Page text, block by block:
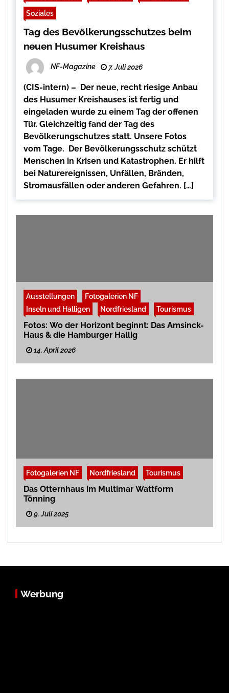
Soziales
Tag des Bevölkerungsschutzes beim
neuen Husumer Kreishaus
NF-Magazine 7. Juli 2026
(CIS-intern) – Der neue, recht riesige Anbau
des Husumer Kreishauses ist fertig und
eingeladen wurde zu einem Tag der offenen
Tür. Gleichzeitig fand der Tag des
Bevölkerungschutzes statt. Unsere Fotos
vom Tage. Der Bevölkerungsschutz schützt
Menschen in Krisen und Katastrophen. Er hilft
bei Naturereignissen, Unfällen, Bränden,
Stromausfällen oder anderen Gefahren. […]
Ausstellungen
Fotogalerien NF
Inseln und Halligen
Nordfriesland Tourismus
Fotos: Wo der Horizont beginnt: Das Amsinck-
Haus & die Hamburger Hallig
14. April 2026
Fotogalerien NF Nordfriesland Tourismus
Das Otternhaus im Multimar Wattform
Tönning
9. Juli 2025
Werbung